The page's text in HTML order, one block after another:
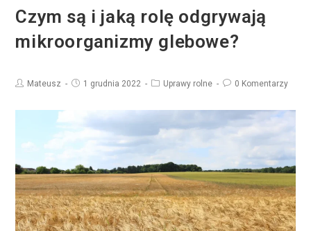
Czym są i jaką rolę odgrywają
mikroorganizmy glebowe?
Mateusz 1 grudnia 2022 Uprawy rolne 0 Komentarzy